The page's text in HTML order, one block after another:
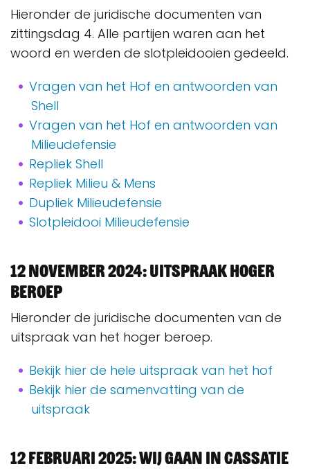
Hieronder de juridische documenten van
zittingsdag 4. Alle partijen waren aan het
woord en werden de slotpleidooien gedeeld.
Vragen van het Hof en antwoorden van
Shell
Vragen van het Hof en antwoorden van
Milieudefensie
Repliek Shell
Repliek Milieu & Mens
Dupliek Milieudefensie
Slotpleidooi Milieudefensie
12 november 2024: uitspraak hoger
beroep
Hieronder de juridische documenten van de
uitspraak van het hoger beroep.
Bekijk hier de hele uitspraak van het hof
Bekijk hier de samenvatting van de
uitspraak
12 februari 2025: wij gaan in cassatie